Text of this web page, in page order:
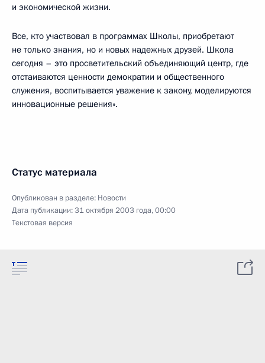
и экономической жизни.
Все, кто участвовал в программах Школы, приобретают
не только знания, но и новых надежных друзей. Школа
сегодня – это просветительский объединяющий центр, где
отстаиваются ценности демократии и общественного
служения, воспитывается уважение к закону, моделируются
инновационные решения».
Статус материала
Опубликован в разделе: Новости
Дата публикации:31 октября 2003 года, 00:00
Текстовая версия